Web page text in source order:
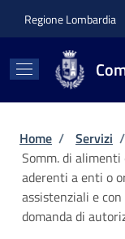
Regione Lombardia
Briciole
Home / Servizi /
Somm. di alimenti
aderenti a enti o
assistenziali e
domanda di